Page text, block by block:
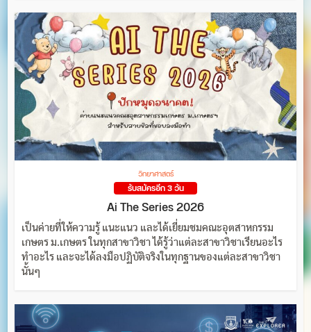
วิทยาศาสตร์
รับสมัครอีก 3 วัน
Ai The Series 2026
เป็นค่ายที่ให้ความรู้ แนะแนว และได้เยี่ยมชมคณะอุตสาหกรรม
เกษตร ม.เกษตร ในทุกสาขาวิชา ได้รู้ว่าแต่ละสาขาวิชาเรียนอะไร
ทำอะไร และจะได้ลงมือปฏิบัติจริงในทุกฐานของแต่ละสาขาวิชา
นั้นๆ